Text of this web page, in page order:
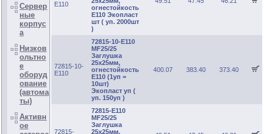
Сервер
ные
корпус
а
Низков
ольтно
е
оборуд
ование
(автома
ты)
Активн
ое
E110
огнестойкость
E110 Экопласт
шт ( уп. 2000шт
)
72815-10-
E110
72815-10-E110
MF25/25
Заглушка
25х25мм,
огнестойкость
E110 (1уп =
10шт)
Экопласт уп (
уп. 150уп )
400.07 383.40 373.40
72815-
72815-E110
MF25/25
Заглушка
25х25мм,